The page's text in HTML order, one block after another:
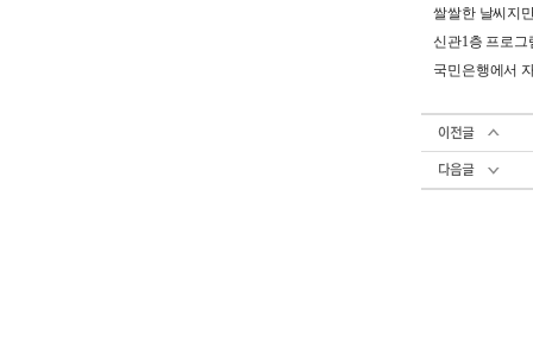
쌀쌀한 날씨지
신관1층 프로
국민은행에서